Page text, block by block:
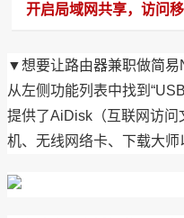
开启局域网共享，访问
▼想要让路由器兼职做简易
从左侧功能列表中找到
提供了AiDisk（互联网访问
机、无线网络卡、下载大师